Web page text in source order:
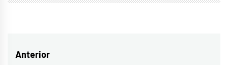
Navegación
Anterior